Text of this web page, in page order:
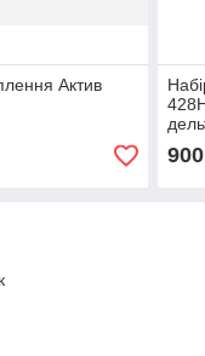
Aктив
900